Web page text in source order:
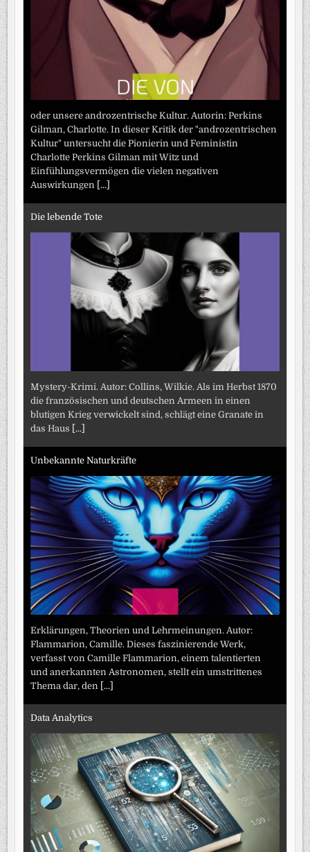
oder unsere androzentrische Kultur. Autorin: Perkins
Gilman, Charlotte. In dieser Kritik der "androzentrischen
Kultur" untersucht die Pionierin und Feministin
Charlotte Perkins Gilman mit Witz und
Einfühlungsvermögen die vielen negativen
Auswirkungen
[...]
Die lebende Tote
Mystery-Krimi. Autor: Collins, Wilkie. Als im Herbst 1870
die französischen und deutschen Armeen in einen
blutigen Krieg verwickelt sind, schlägt eine Granate in
das Haus
[...]
Unbekannte Naturkräfte
Erklärungen, Theorien und Lehrmeinungen. Autor:
Flammarion, Camille. Dieses faszinierende Werk,
verfasst von Camille Flammarion, einem talentierten
und anerkannten Astronomen, stellt ein umstrittenes
Thema dar, den
[...]
Data Analytics